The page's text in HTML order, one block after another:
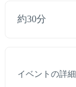
約30分
イベントの詳細